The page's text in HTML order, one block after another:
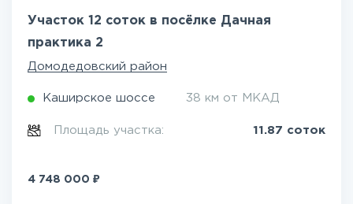
Участок 12 соток в посёлке Дачная
практика 2
Домодедовский район
Каширское шоссе 38 км от МКАД
Площадь участка: 11.87 соток
4 748 000 ₽